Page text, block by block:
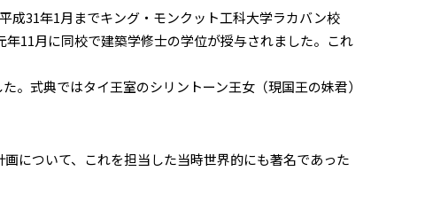
成31年1月までキング・モンクット工科大学ラカバン校
11月に同校で建築学修士の学位が授与されました。これ
式典ではタイ王室のシリントーン王女（現国王の妹君）
について、これを担当した当時世界的にも著名であった